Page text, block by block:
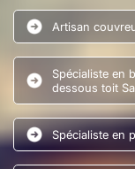
Artisan
Spécialiste en
dessous toit
Spécialiste en